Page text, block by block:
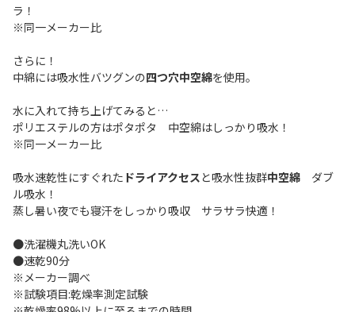
ラ！
※同一メーカー比
さらに！
中綿には吸水性バツグンの四つ穴中空綿を使用。
水に入れて持ち上げてみると…
ポリエステルの方はポタポタ 中空綿はしっかり吸水！
※同一メーカー比
吸水速乾性にすぐれた ドライアクセスと吸水性抜群中空綿 ダブ
ル吸水！
蒸し暑い夜でも寝汗をしっかり吸収 サラサラ快適！
●洗濯機丸洗いOK
●速乾90分
※メーカー調べ
※試験項目:乾燥率測定試験